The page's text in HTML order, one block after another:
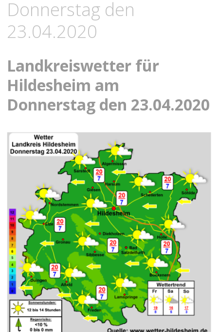
Donnerstag den
23.04.2020
Landkreiswetter für
Hildesheim am
Donnerstag den 23.04.2020